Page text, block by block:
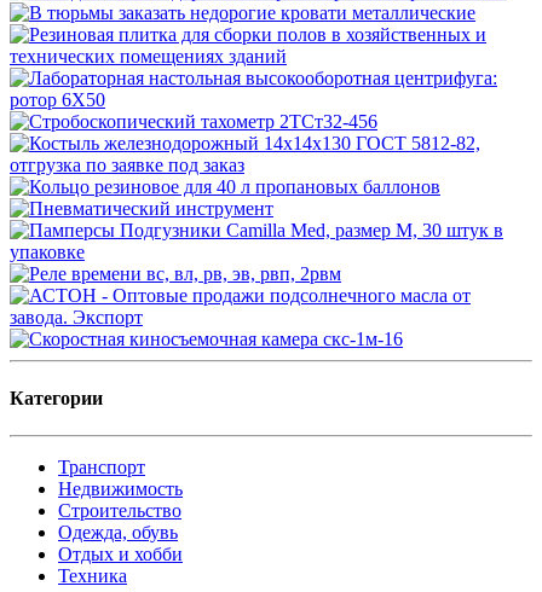
Категории
Транспорт
Недвижимость
Строительство
Одежда, обувь
Отдых и хобби
Техника